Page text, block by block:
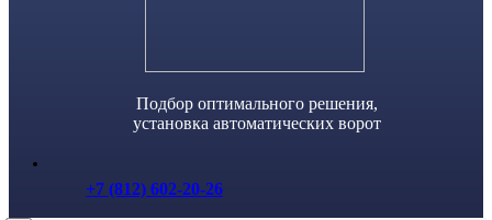
Подбор оптимального решения,
установка автоматических ворот
+7 (812) 602-20-26